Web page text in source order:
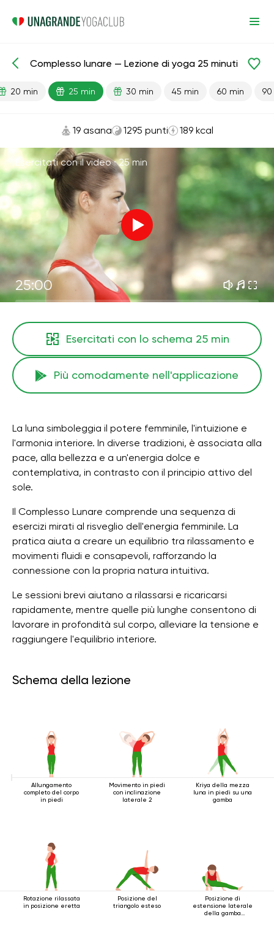
Lezioni pronte Relax
Complesso lunare — Lezione di yoga 25 minuti
20 min 25 min 30 min 45 min 60 min 90
19 asana 1295 punti 189 kcal
Esercitati con il video ·25 min
25:00
Esercitati con lo schema 25 min
Più comodamente nell'applicazione
La luna simboleggia il potere femminile, l'intuizione e
l'armonia interiore. In diverse tradizioni, è associata alla
pace, alla bellezza e a un'energia dolce e
contemplativa, in contrasto con il principio attivo del
sole.
Il Complesso Lunare comprende una sequenza di
esercizi mirati al risveglio dell'energia femminile. La
pratica aiuta a creare un equilibrio tra rilassamento e
movimenti fluidi e consapevoli, rafforzando la
connessione con la propria natura intuitiva.
Le sessioni brevi aiutano a rilassarsi e ricaricarsi
rapidamente, mentre quelle più lunghe consentono di
lavorare in profondità sul corpo, alleviare la tensione e
raggiungere l'equilibrio interiore.
Schema della lezione
Allungamento
completo del corpo
in piedi
Movimento in piedi
con inclinazione
laterale 2
Kriya della mezza
luna in piedi su una
gamba
Rotazione rilassata
in posizione eretta
Posizione del
triangolo esteso
Posizione di
estensione laterale
della gamba